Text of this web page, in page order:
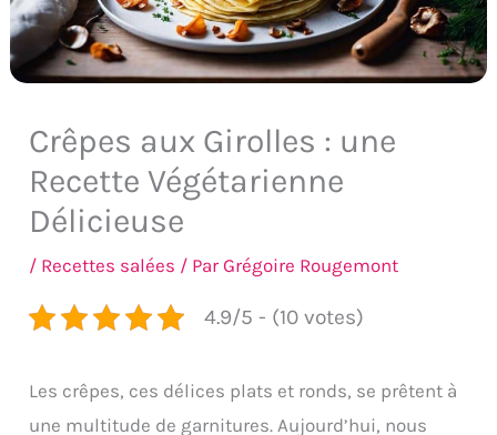
Crêpes aux Girolles : une
Recette Végétarienne
Délicieuse
/ Recettes salées / ParGrégoire Rougemont
4.9/5 - (10 votes)
Les crêpes, ces délices plats et ronds, se prêtent à
une multitude de garnitures. Aujourd’hui, nous